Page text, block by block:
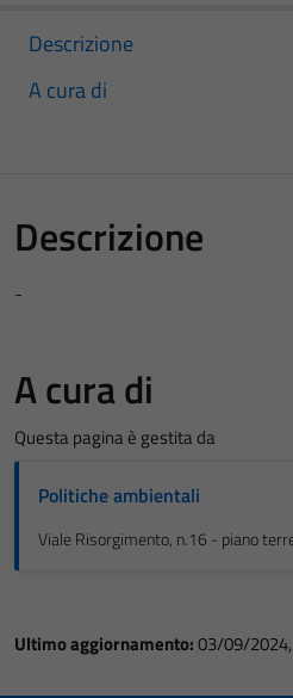
Descrizione
A cura di
Descrizione
-
A cura di
Questa pagina è gestita da
Politiche ambientali
Viale Risorgimento, n.16 - piano
Ultimo aggiornamento:03/09/